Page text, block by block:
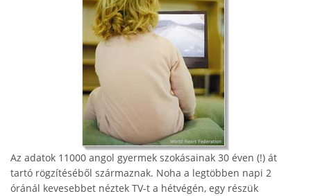
Az adatok 11000 angol gyermek szokásainak 30 éven (!) át
tartó rögzítéséből származnak. Noha a legtöbben napi 2
óránál kevesebbet néztek TV-t a hétvégén, egy részük